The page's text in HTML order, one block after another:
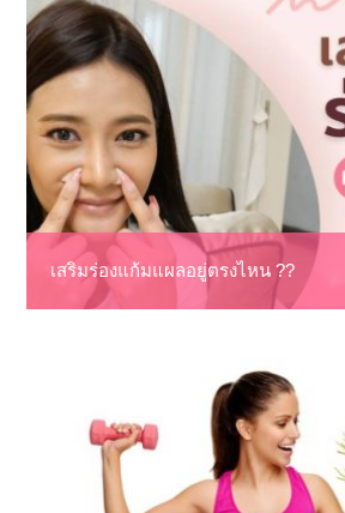
เสริมร่องแก้มแผลอยู่ตรงไหน ??